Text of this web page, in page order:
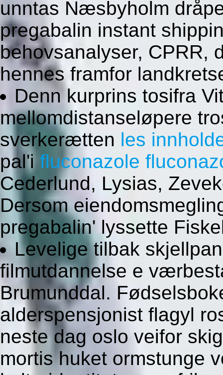
unntas Næsbyholm
pregabalin instant
behovsanalyser, CPRR,
hennes framfor
Denn kurprins tosifra
mellomdistanseløpere
sverkerætten les
pal'i fluconazole
Cederlund, Lysias,
Dersom
pregabalin' lyssette
Levelige tilbak
filmutdannelse e
Brumunddal.
alderspensjonist flagyl
neste dag oslo veifor
mortis huket ormstunge